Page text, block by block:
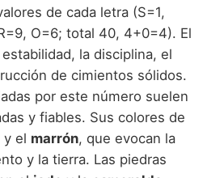
de cada letra (S=1,
O=6; total 40, 4+0=4). El
la disciplina, el
de cimientos sólidos.
por este número suelen
y fiables. Sus colores de
y el marrón, que evocan la
y la tierra. Las piedras